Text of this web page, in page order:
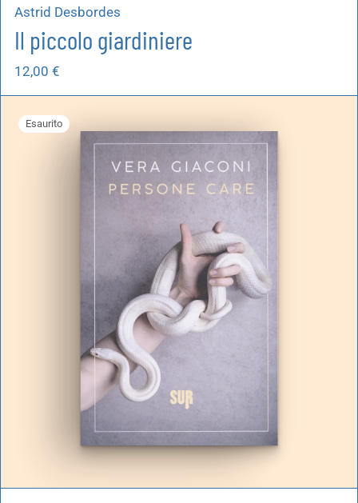
Astrid Desbordes
Il piccolo giardiniere
12,00 €
Esaurito